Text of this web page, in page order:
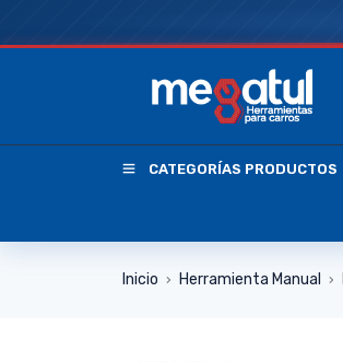
CATEGORÍAS PRODUCTOS
Inicio › Herramienta Manual ›